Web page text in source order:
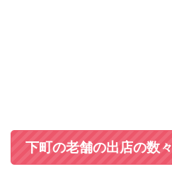
下町の老舗の出店の数々